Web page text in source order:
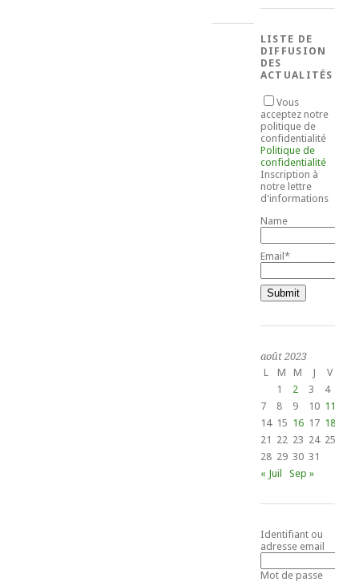
LISTE DE
DIFFUSION
DES
ACTUALITÉS
Vous
acceptez notre
politique de
confidentialité
Politique de
confidentialité
Inscription à
notre lettre
d'informations
Name
Email*
août 2023
L
M M J V
1
2 3 4
7
8 9 10 11
14 15 16 17 18
21 22 23 24 25
28 29 30 31
« Juil
Sep »
Identifiant ou
adresse email
Mot de passe